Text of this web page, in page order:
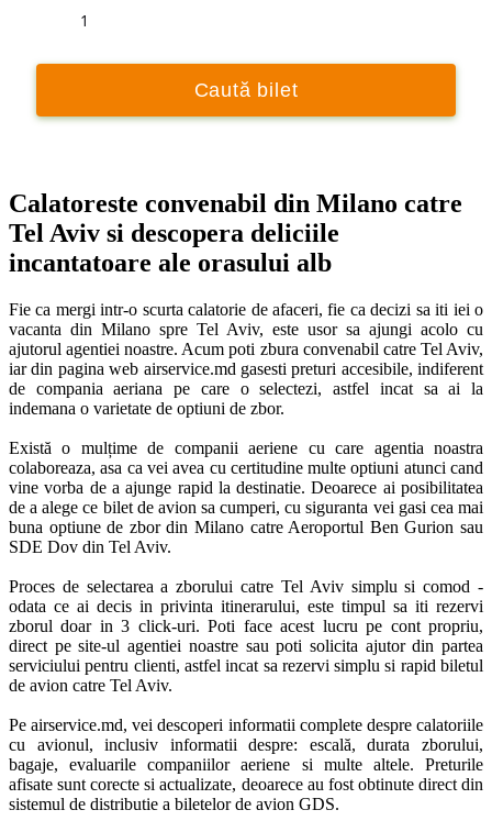
1
Caută bilet
Calatoreste convenabil din Milano catre
Tel Aviv si descopera deliciile
incantatoare ale orasului alb
Fie ca mergi intr-o scurta calatorie de afaceri, fie ca decizi sa iti iei o
vacanta din Milano spre Tel Aviv, este usor sa ajungi acolo cu
ajutorul agentiei noastre. Acum poti zbura convenabil catre Tel Aviv,
iar din pagina web airservice.md gasesti preturi accesibile, indiferent
de compania aeriana pe care o selectezi, astfel incat sa ai la
indemana o varietate de optiuni de zbor.
Există o mulțime de companii aeriene cu care agentia noastra
colaboreaza, asa ca vei avea cu certitudine multe optiuni atunci cand
vine vorba de a ajunge rapid la destinatie. Deoarece ai posibilitatea
de a alege ce bilet de avion sa cumperi, cu siguranta vei gasi cea mai
buna optiune de zbor din Milano catre Aeroportul Ben Gurion sau
SDE Dov din Tel Aviv.
Proces de selectarea a zborului catre Tel Aviv simplu si comod -
odata ce ai decis in privinta itinerarului, este timpul sa iti rezervi
zborul doar in 3 click-uri. Poti face acest lucru pe cont propriu,
direct pe site-ul agentiei noastre sau poti solicita ajutor din partea
serviciului pentru clienti, astfel incat sa rezervi simplu si rapid biletul
de avion catre Tel Aviv.
Pe airservice.md, vei descoperi informatii complete despre calatoriile
cu avionul, inclusiv informatii despre: escală, durata zborului,
bagaje, evaluarile companiilor aeriene si multe altele. Preturile
afisate sunt corecte si actualizate, deoarece au fost obtinute direct din
sistemul de distributie a biletelor de avion GDS.